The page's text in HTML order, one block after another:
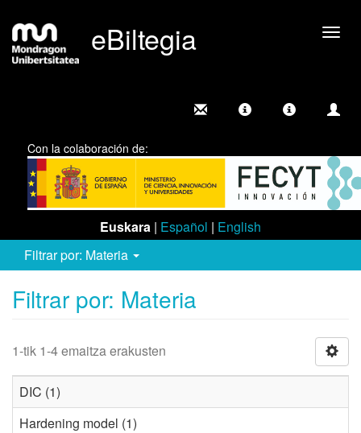
eBiltegia
Con la colaboración de:
Euskara | Español | English
Filtrar por: Materia
Filtrar por: Materia
1-tik 1-4 emaitza erakusten
DIC (1)
Hardening model (1)